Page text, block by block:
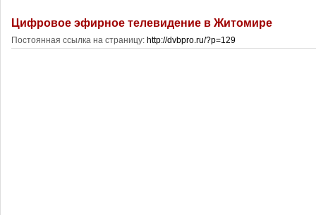
Цифровое эфирное телевидение в Житомире
Постоянная ссылка на страницу: http://dvbpro.ru/?p=129